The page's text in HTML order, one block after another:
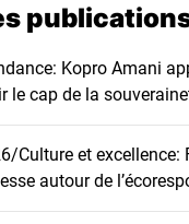
Kopro Amani
le cap de la
Culture et excellence:
autour de